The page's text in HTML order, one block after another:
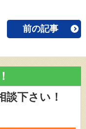
前の記事
談下さい！